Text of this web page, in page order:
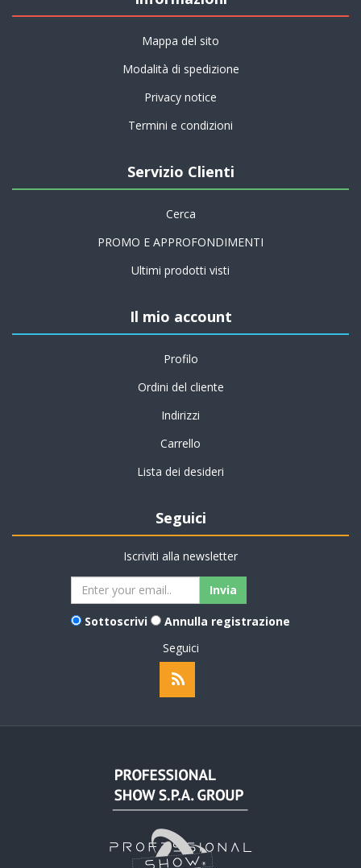
Mappa del sito
Modalità di spedizione
Privacy notice
Termini e condizioni
Servizio Clienti
Cerca
PROMO E APPROFONDIMENTI
Ultimi prodotti visti
Il mio account
Profilo
Ordini del cliente
Indirizzi
Carrello
Lista dei desideri
Seguici
Iscriviti alla newsletter
Sottoscrivi
Annulla registrazione
Seguici